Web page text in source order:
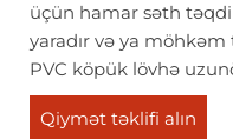
üçün hamar səth
yaradır və ya möhkəm
PVC köpük lövhə
Qiymət təklifi alın